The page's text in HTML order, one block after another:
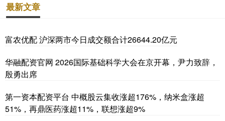
最新文章
富农优配 沪深两市今日成交额合计26644.20亿元
华融配资官网 2026国际基础科学大会在京开幕，尹力致辞，
殷勇出席
第一资本配资平台 中概股云集收涨超176%，纳米盒涨超
51%，再鼎医药涨超11%，联想涨超9%